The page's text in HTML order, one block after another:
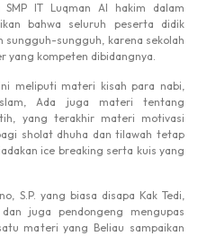
IT Luqman Al hakim dalam
bahwa seluruh peserta didik
sungguh, karena sekolah
yang kompeten dibidangnya.
meliputi materi kisah para nabi,
Ada juga materi tentang
yang terakhir materi motivasi
sholat dhuha dan tilawah tetap
ice breaking serta kuis yang
S.P. yang biasa disapa Kak Tedi,
juga pendongeng mengupas
materi yang Beliau sampaikan